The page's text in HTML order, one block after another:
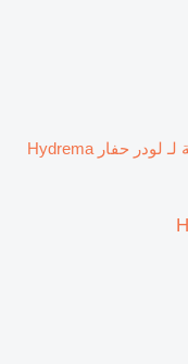
وحدة متشعبة لـ لودر حفار Hydrema